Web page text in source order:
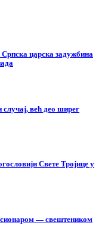
царска задужбина
већ део ширег
Свете Тројице у
— свештеником